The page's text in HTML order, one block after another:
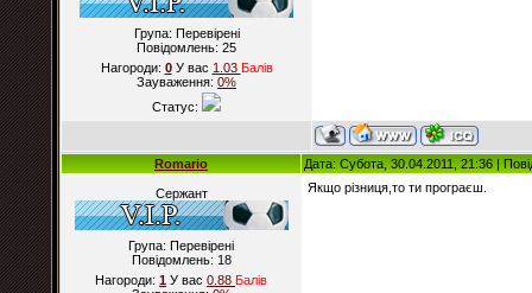
Група: Перевірені
Повідомлень: 25
Нагороди: 0У вас 1.03 Балiв
Зауваження: 0%
Статус:
Romario Дата: Субота, 30.04.2011, 21:36 |
Сержант
Група: Перевірені
Повідомлень: 18
Нагороди: 1 У вас 0.88 Балiв
Якщо різниця,то ти програєш.